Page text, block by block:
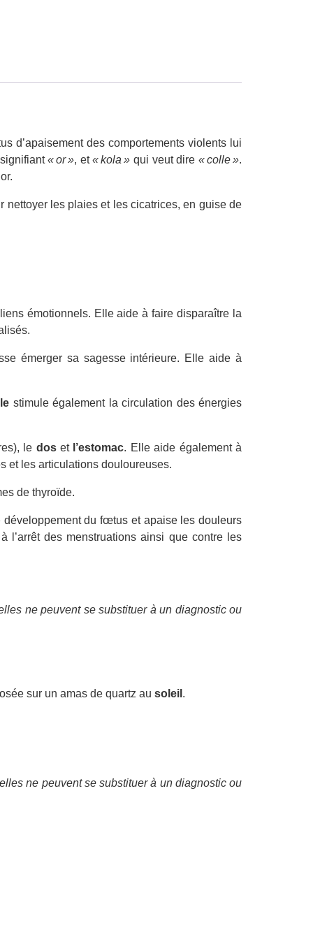
d’apaisement des comportements violents lui
« or », et« kola » qui veut dire« colle ».
nettoyer les plaies et les cicatrices, en guise de
émotionnels. Elle aide à faire disparaître la
émerger sa sagesse intérieure. Elle aide à
stimule également la circulation des énergies
le doset l’estomac. Elle aide également à
et les articulations douloureuses.
de thyroïde.
du fœtus et apaise les douleurs
l’arrêt des menstruations ainsi que contre les
ne peuvent se substituer à un diagnostic ou
sur un amas de quartz au soleil .
ne peuvent se substituer à un diagnostic ou